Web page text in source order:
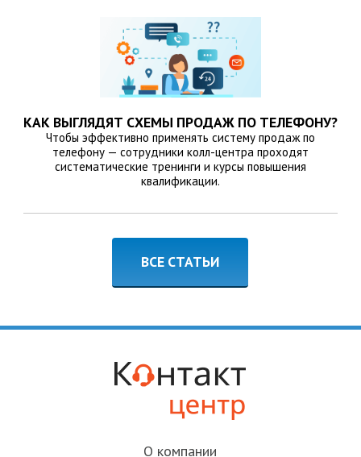
КАК ВЫГЛЯДЯТ СХЕМЫ ПРОДАЖ ПО ТЕЛЕФОНУ?
Чтобы эффективно применять систему продаж по
телефону — сотрудники колл-центра проходят
систематические тренинги и курсы повышения
квалификации.
ВСЕ СТАТЬИ
О компании